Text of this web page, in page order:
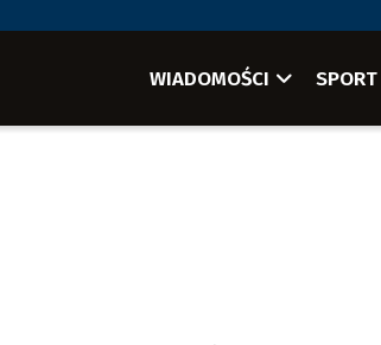
WIADOMOŚCI SPORT